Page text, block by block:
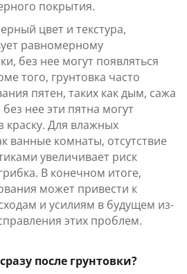
покрытия.
цвет и текстура,
равномерному
без нее могут появляться
того, грунтовка часто
пятен, таких как дым, сажа
нее эти пятна могут
краску. Для влажных
ванные комнаты, отсутствие
увеличивает риск
В конечном итоге,
может привести к
и усилиям в будущем из-
этих проблем.
после грунтовки?